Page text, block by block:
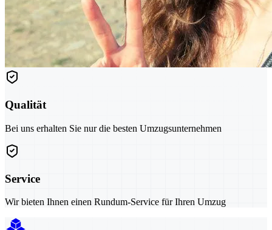
Qualität
Bei uns erhalten Sie nur die besten Umzugsunternehmen
Service
Wir bieten Ihnen einen Rundum-Service für Ihren Umzug